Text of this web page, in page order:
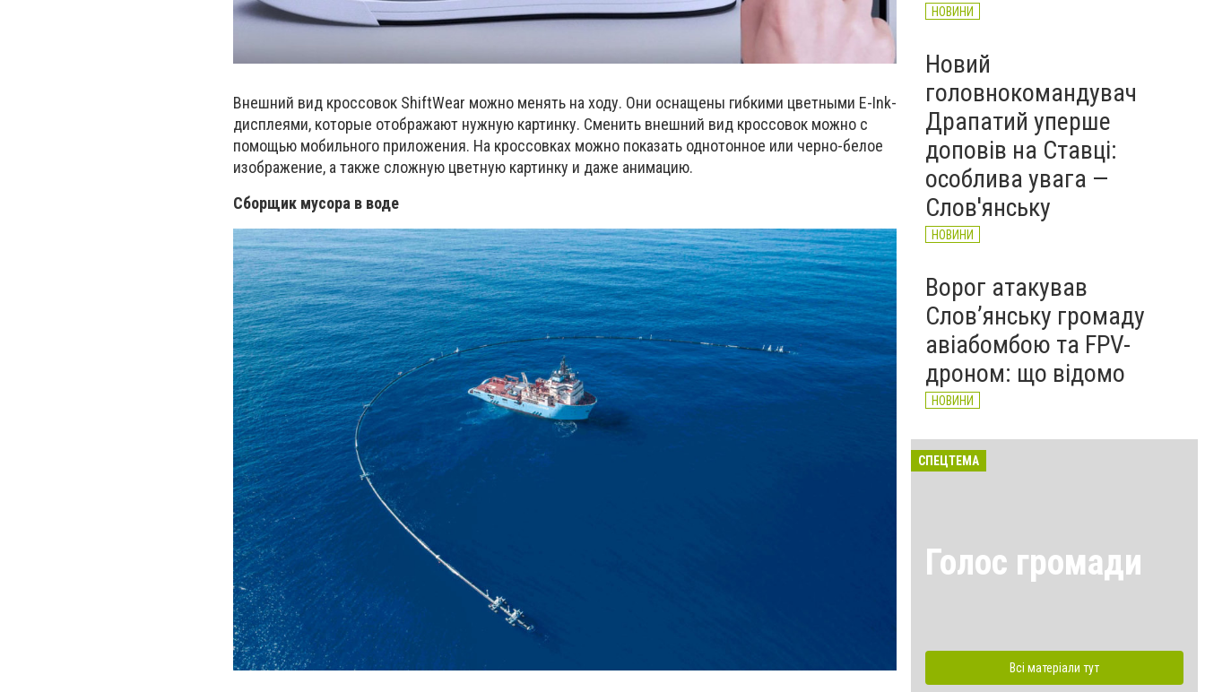
Внешний вид кроссовок ShiftWear можно менять на ходу. Они оснащены гибкими цветными E-Ink-
дисплеями, которые отображают нужную картинку. Сменить внешний вид кроссовок можно с
помощью мобильного приложения. На кроссовках можно показать однотонное или черно-белое
изображение, а также сложную цветную картинку и даже анимацию.
Сборщик мусора в воде
НОВИНИ
Новий
головнокомандувач
Драпатий уперше
доповів на Ставці:
особлива увага —
Слов'янську
НОВИНИ
Ворог атакував
Слов’янську громаду
авіабомбою та FPV-
дроном: що відомо
НОВИНИ
СПЕЦТЕМА
Голос громади
Всі матеріали тут